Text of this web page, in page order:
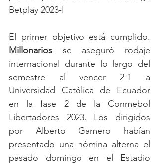
Betplay 2023-I
Millonarios se aseguró rodaje
internacional durante lo largo del
semestre al vencer 2-1 a
Universidad Católica de Ecuador
en la fase 2 de la Conmebol
Libertadores 2023. Los dirigidos
por Alberto Gamero habían
presentado una nómina alterna el
pasado domingo en el Estadio